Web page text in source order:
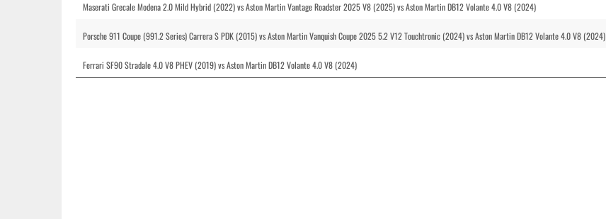
Maserati Grecale Modena 2.0 Mild Hybrid (2022) vs Aston Martin Vantage Roadster 2025 V8 (2025) vs Aston Martin DB12 Volante 4.0 V8 (2024)
Porsche 911 Coupe (991.2 Series) Carrera S PDK (2015) vs Aston Martin Vanquish Coupe 2025 5.2 V12 Touchtronic (2024) vs Aston Martin DB12 Volante 4.0 V8 (2024)
Ferrari SF90 Stradale 4.0 V8 PHEV (2019) vs Aston Martin DB12 Volante 4.0 V8 (2024)